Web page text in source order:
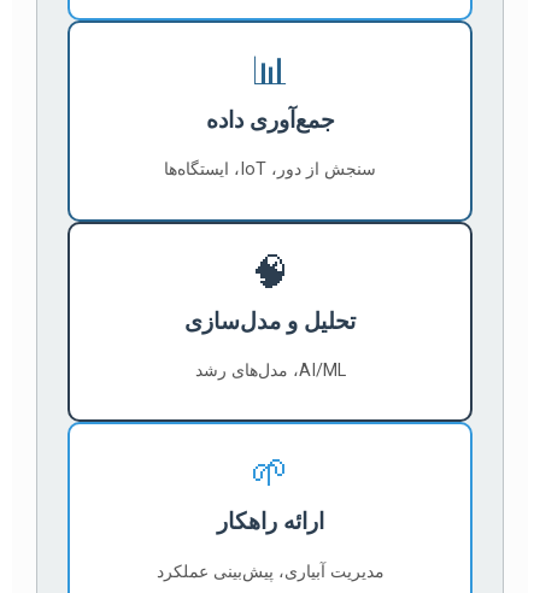
📊
جمع‌آوری داده
سنجش از دور، IoT، ایستگاه‌ها
🧠
تحلیل و مدل‌سازی
AI/ML، مدل‌های رشد
🌱
ارائه راهکار
مدیریت آبیاری، پیش‌بینی عملکرد